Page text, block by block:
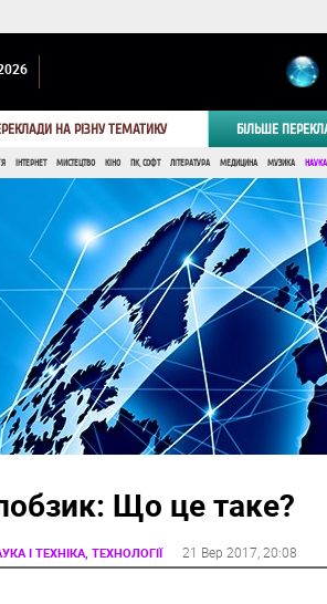
НА РІЗНУ ТЕМАТИКУ БІЛЬШЕ
ІНТЕРНЕТ МИСТЕЦТВО КІНО ПК, СОФТ ЛІТЕРАТУРА МЕДИЦИНА МУЗИКА НАУКА
Що це таке?
І ТЕХНІКА, ТЕХНОЛОГІЇ 21 Вер 2017 , 20:08